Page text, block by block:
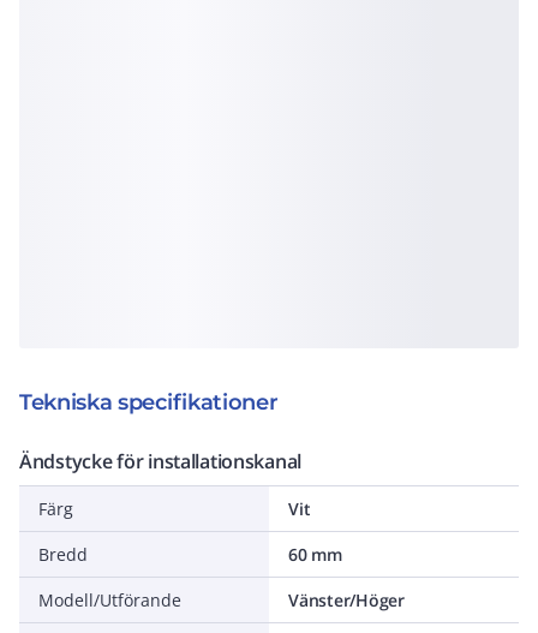
Tekniska specifikationer
Ändstycke för installationskanal
Färg
Vit
Bredd
60 mm
Modell/Utförande
Vänster/Höger